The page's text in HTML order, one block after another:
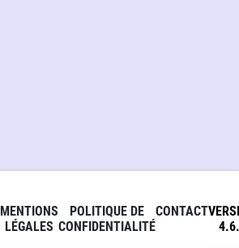
MENTIONS
LÉGALES
POLITIQUE DE
CONFIDENTIALITÉ
CONTACT